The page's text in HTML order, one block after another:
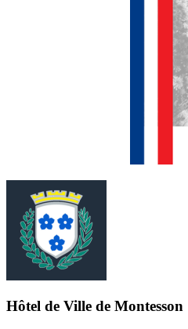
Hôtel de Ville de Montesson